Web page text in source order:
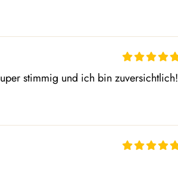
stimmig und ich bin zuversichtlich!